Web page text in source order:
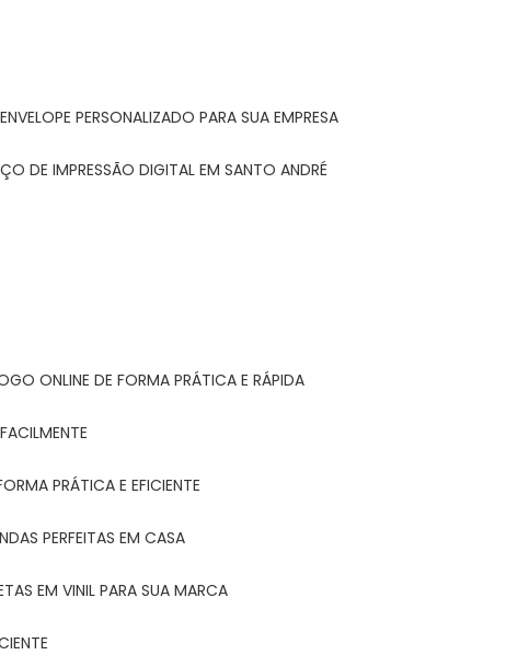
PERSONALIZADO PARA SUA EMPRESA
DE IMPRESSÃO DIGITAL EM SANTO ANDRÉ
ONLINE DE FORMA PRÁTICA E RÁPIDA
PRÁTICA E EFICIENTE
PERFEITAS EM CASA
EM VINIL PARA SUA MARCA